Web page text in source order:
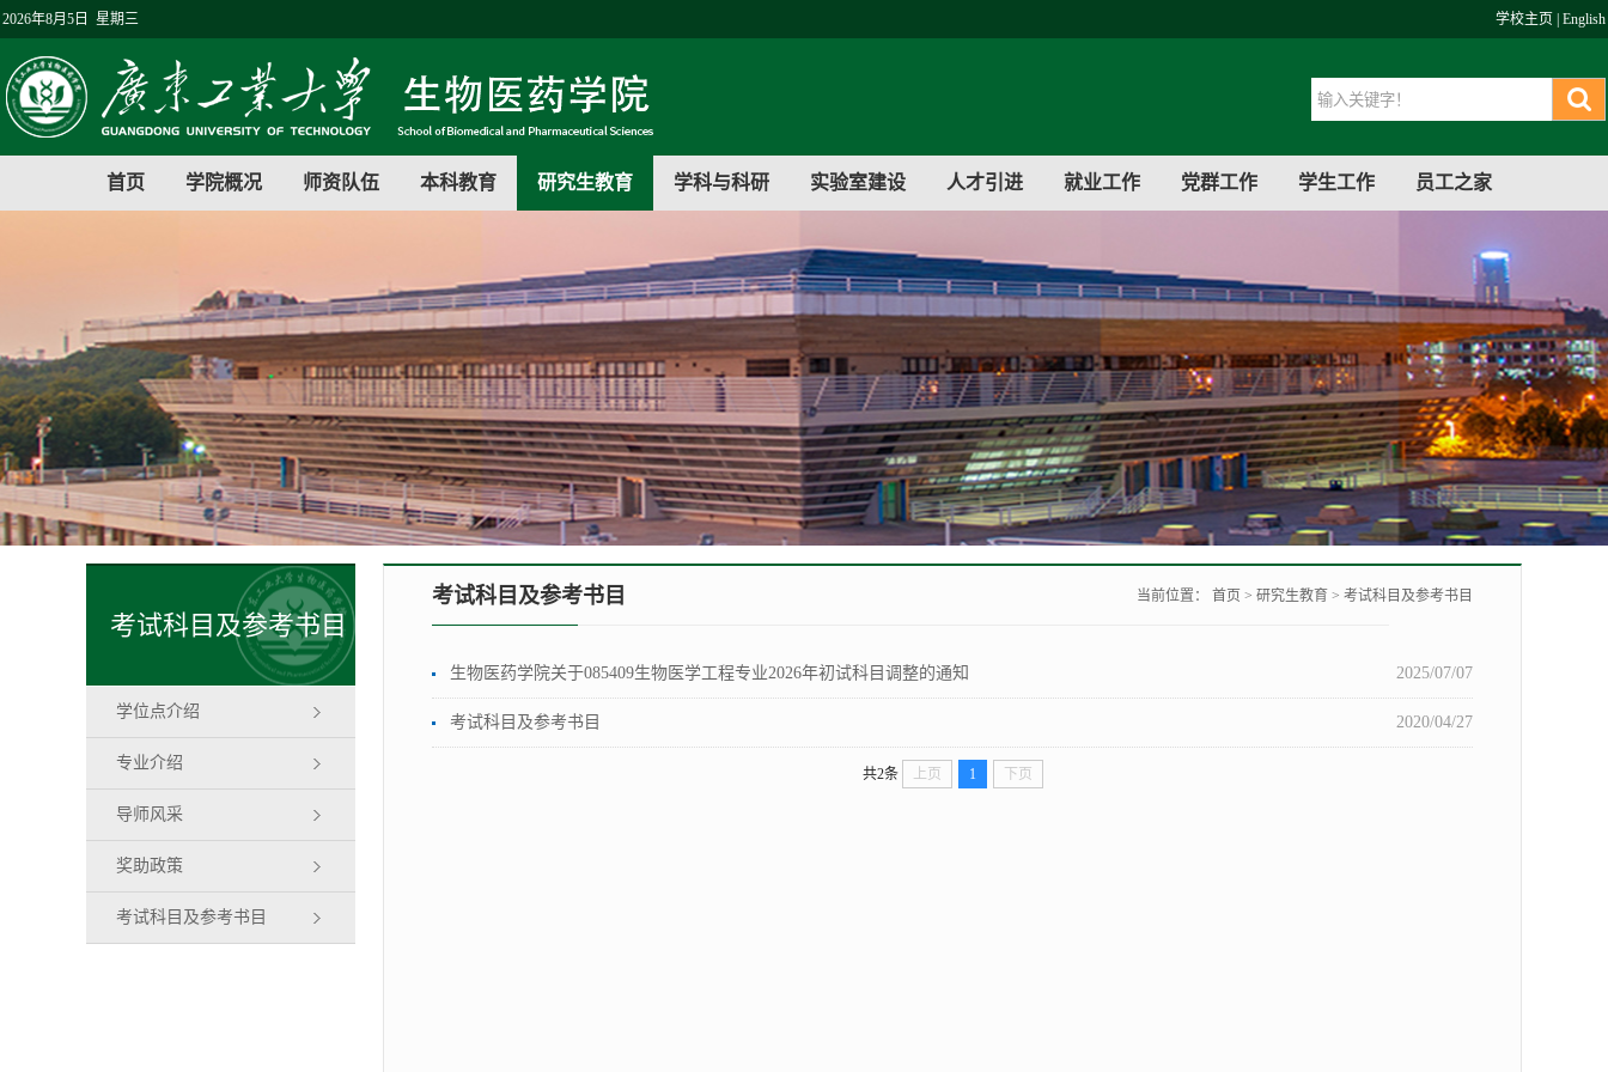
2026年8月5日 星期三 学校主页 English
首页 学院概况 师资队伍 本科教育 研究生教育 学科与科研 实验室建设 人才引进 就业工作 党群工作 学生工作 员工之家
考试科目及参考书目
学位点介绍
专业介绍
导师风采
奖助政策
考试科目及参考书目
考试科目及参考书目 当前位置： 首页 > 研究生教育 > 考试科目及参考书目
2025/07/07
生物医药学院关于085409生物医学工程专业2026年初试科目调整的通知
2020/04/27
考试科目及参考书目
共2条 上页 1 下页